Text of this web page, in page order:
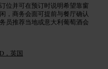
位并可在预订时说明希望靠窗
，商务会面可提前与餐厅确认
员推荐当地或意大利葡萄酒会
，英国